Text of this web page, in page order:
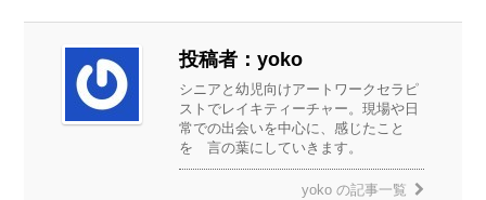
投稿者：yoko
シニアと幼児向けアートワークセラピ
ストでレイキティーチャー。現場や日
常での出会いを中心に、感じたこと
を 言の葉にしていきます。
yoko の記事一覧